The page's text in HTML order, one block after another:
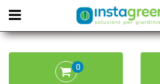
Open menu
0